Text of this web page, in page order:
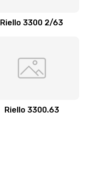
Riello 3300 2/63
Riello 3300.63